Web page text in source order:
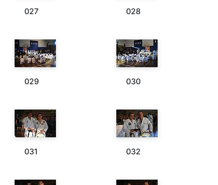
027 028
029 030
031 032